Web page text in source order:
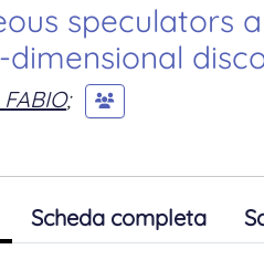
speculators
;
Scheda completa